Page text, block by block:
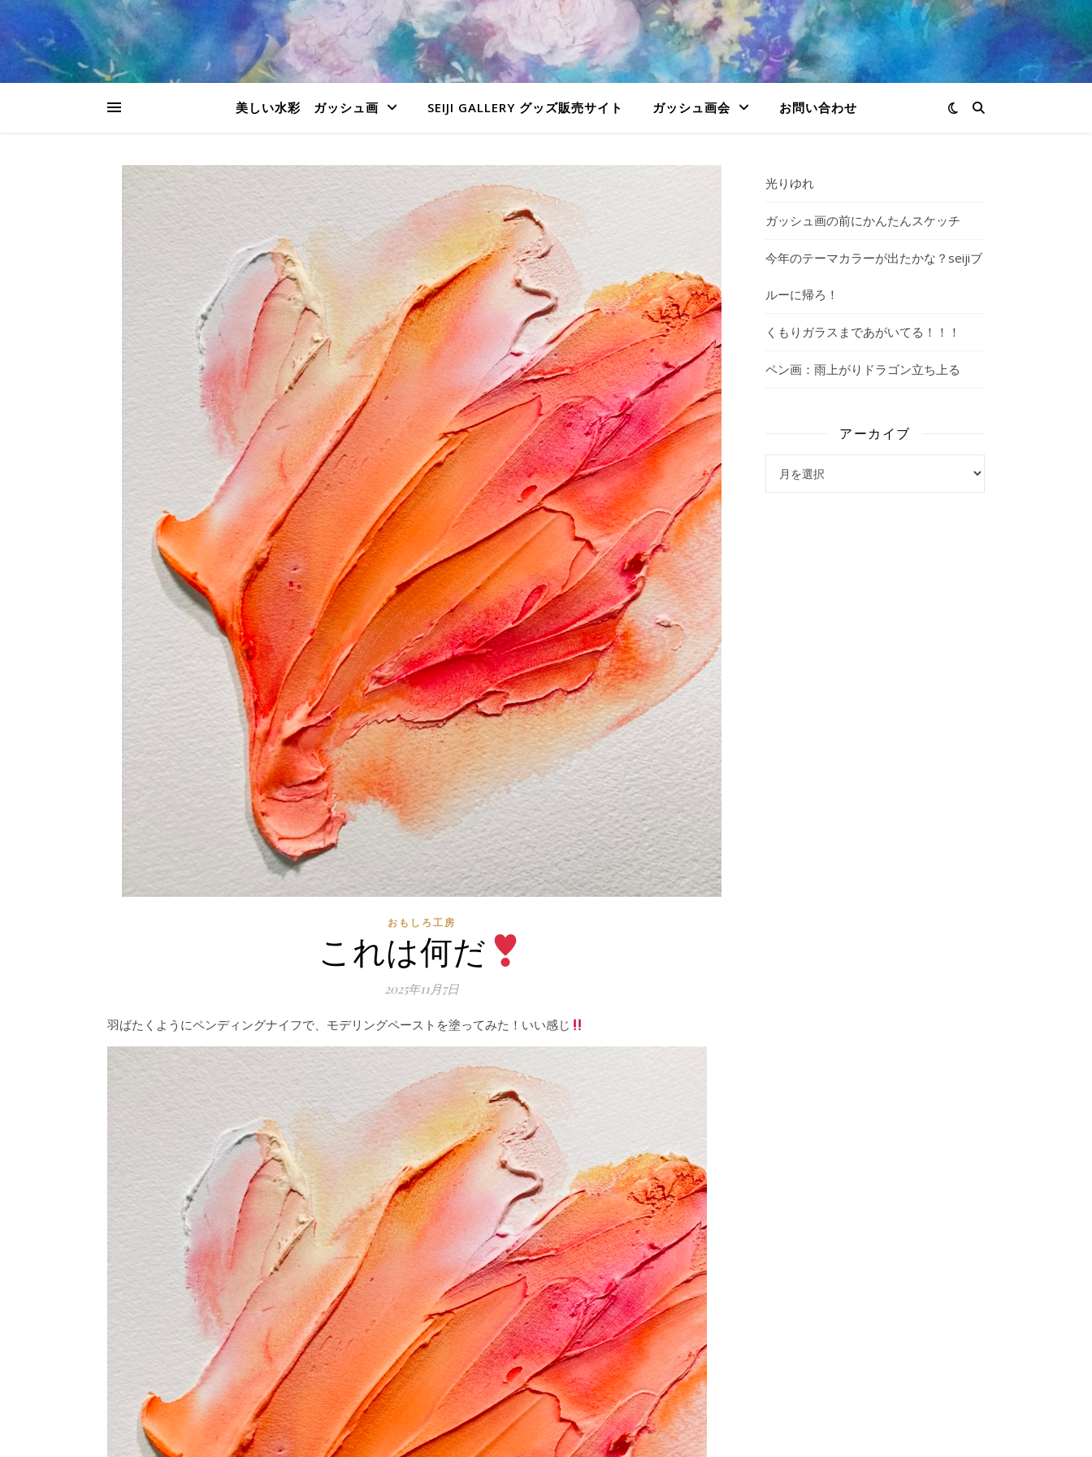
美しい水彩 ガッシュ画 SEIJI GALLERY グッズ販売サイト ガッシュ画会 お問い合わせ
おもしろ工房
これは何だ
2025年11月7日
羽ばたくようにペンディングナイフで、モデリングペーストを塗ってみた！いい感じ
光りゆれ
ガッシュ画の前にかんたんスケッチ
今年のテーマカラーが出たかな？seijiブ
ルーに帰ろ！
くもりガラスまであがいてる！！！
ペン画：雨上がりドラゴン立ち上る
アーカイブ